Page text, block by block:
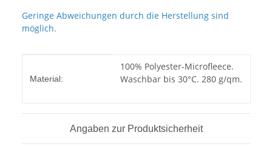
Geringe Abweichungen durch die Herstellung sind
möglich.
Material:
100% Polyester-Microfleece.
Waschbar bis 30°C. 280 g/qm.
Angaben zur Produktsicherheit